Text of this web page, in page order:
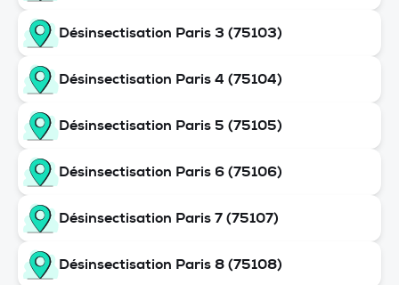
Désinsectisation Paris 3 (75103)
Désinsectisation Paris 4 (75104)
Désinsectisation Paris 5 (75105)
Désinsectisation Paris 6 (75106)
Désinsectisation Paris 7 (75107)
Désinsectisation Paris 8 (75108)